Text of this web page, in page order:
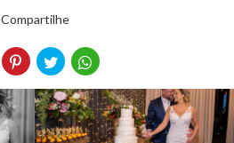
Compartilhe